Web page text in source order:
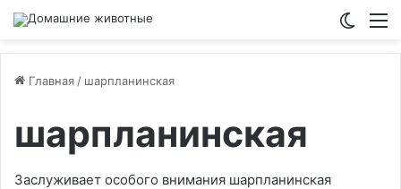
Главная / шарпланинская
шарпланинская
Заслуживает особого внимания шарпланинская